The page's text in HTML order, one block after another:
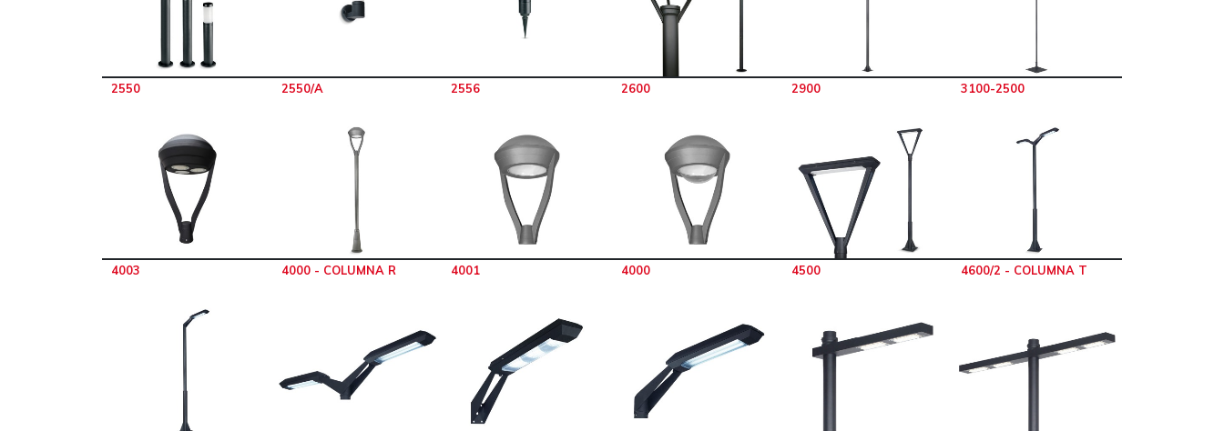
2550 2550/A 2556 2600 2900 3100-2500
4003 4000 - COLUMNA R 4001 4000 4500 4600/2 - COLUMNA T